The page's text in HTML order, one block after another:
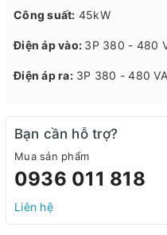
Công suất: 45kW
Điện áp vào: 3P 380 - 480
Điện áp ra:3P 380 - 480
Bạn cần hỗ trợ?
Mua sản phẩm
0936 011 818
Liên hệ